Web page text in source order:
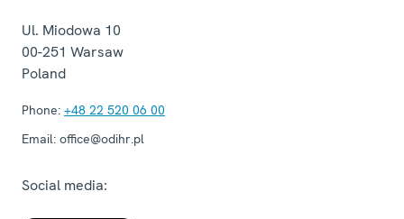
Ul. Miodowa 10
00-251 Warsaw
Poland
Phone: +48 22 520 06 00
Email: office@odihr.pl
Social media: